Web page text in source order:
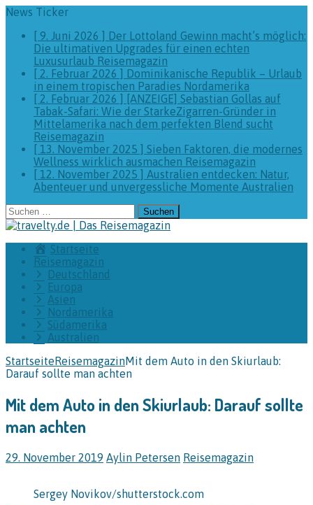
News Ticker
[ 9. Juni 2026 ] Der Lottoland Gewinn macht’s möglich:
Die ultimativen Upgrades für einen echten
Luxusurlaub Reisemagazin
[ 2. Februar 2026 ] Dominikanische Republik – Urlaub
in einem tropischen Paradies Nordamerika
[ 2. Februar 2026 ] [ANZEIGE] Sebastian Gollas auf
Tabak-Safari: Wie der StarkeZigarren-Gründer in
Mittelamerika nach dem perfekten Blend sucht
Reisemagazin
[ 13. November 2025 ] Sieben Faktoren, die modernes
Wellness wirklich ausmachen Reisemagazin
[ 12. November 2025 ] Australien entdecken: Natur,
Abenteuer und unvergessliche Momente Australien
Suchen
nach:
Startseite
Reisemagazin
Deutschland
Europa
Asien
Nordamerika
Südamerika
Australien
StartseiteReisemagazinMit dem Auto in den Skiurlaub:
Darauf sollte man achten
Mit dem Auto in den Skiurlaub: Darauf sollte
man achten
29. November 2019 Aylin Petersen Reisemagazin
Sergey Novikov/shutterstock.com